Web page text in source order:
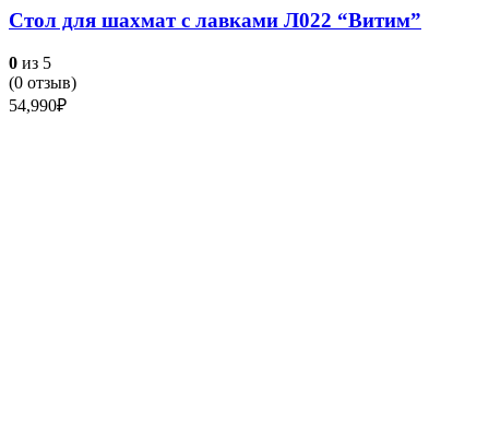
Стол для шахмат с лавками Л022 “Витим”
0 из 5
(0 отзыв)
54,990₽